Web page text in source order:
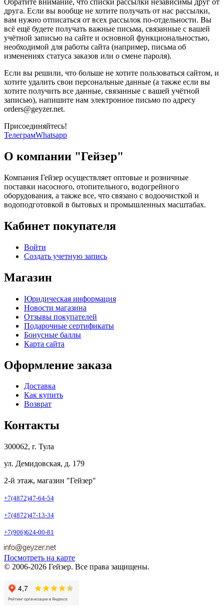
Обратите внимание, что списки рассылки независимы друг от
друга. Если вы вообще не хотите получать от нас рассылки,
вам нужно отписаться от всех рассылок по-отдельности. Вы
всё ещё будете получать важные письма, связанные с вашей
учётной записью на сайте и основной функциональностью,
необходимой для работы сайта (например, письма об
изменениях статуса заказов или о смене пароля).
Если вы решили, что больше не хотите пользоваться сайтом, и
хотите удалить свои персональные данные (а также если вы
хотите получить все данные, связанные с вашей учётной
записью), напишите нам электронное письмо по адресу
orders@geyzer.net.
Присоединяйтесь!
ТелеграмWhatsapp
О компании "Гейзер"
Компания Гейзер осуществляет оптовые и розничные
поставки насосного, отопительного, водогрейного
оборудования, а также все, что связано с водоочисткой и
водоподготовкой в бытовых и промышленных масштабах.
Кабинет покупателя
Войти
Создать учетную запись
Магазин
Юридическая информация
Новости магазина
Отзывы покупателей
Подарочные сертификаты
Бонусные баллы
Карта сайта
Оформление заказа
Доставка
Как купить
Возврат
Контакты
300062, г. Тула
ул. Демидовская, д. 179
2-й этаж, магазин "Гейзер"
+7(4872)47-64-54
+7(4872)47-13-34
+7(906)624-00-81
Посмотреть на карте
© 2006-2026 Гейзер. Все права защищены.